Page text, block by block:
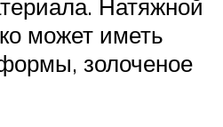
Натяжной
может иметь
золоченое